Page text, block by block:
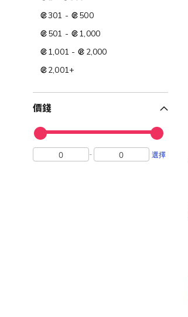
301 -
500
501 -
1,000
1,001 -
2,000
2,001+
價錢
- 選擇